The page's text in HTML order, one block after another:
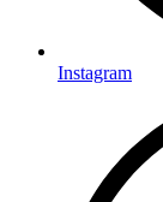
Instagram